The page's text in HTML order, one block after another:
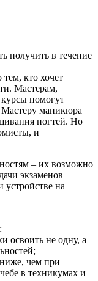
получить в течение
кто хочет
Мастерам,
помогут
Мастеру маникюра
ногтей. Но
и
– их возможно
экзаменов
на
освоить не одну, а
чем при
в техникумах и